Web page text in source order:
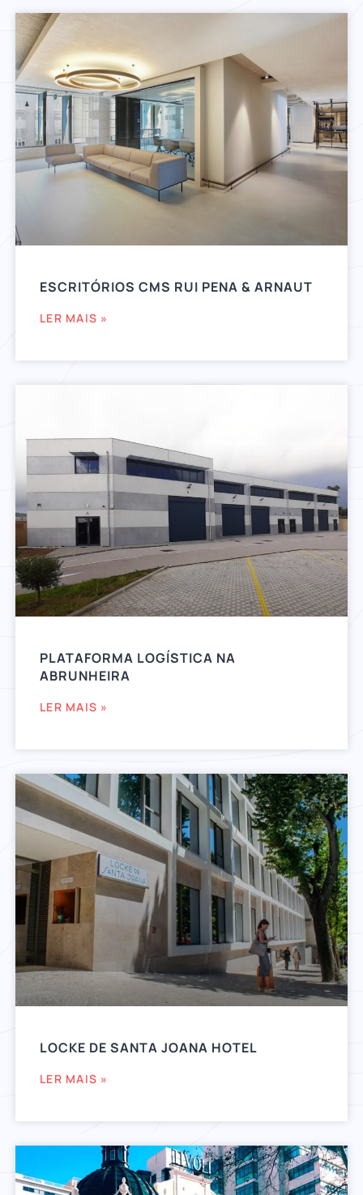
ESCRITÓRIOS CMS RUI PENA & ARNAUT
LER MAIS »
PLATAFORMA LOGÍSTICA NA
ABRUNHEIRA
LER MAIS »
LOCKE DE SANTA JOANA HOTEL
LER MAIS »